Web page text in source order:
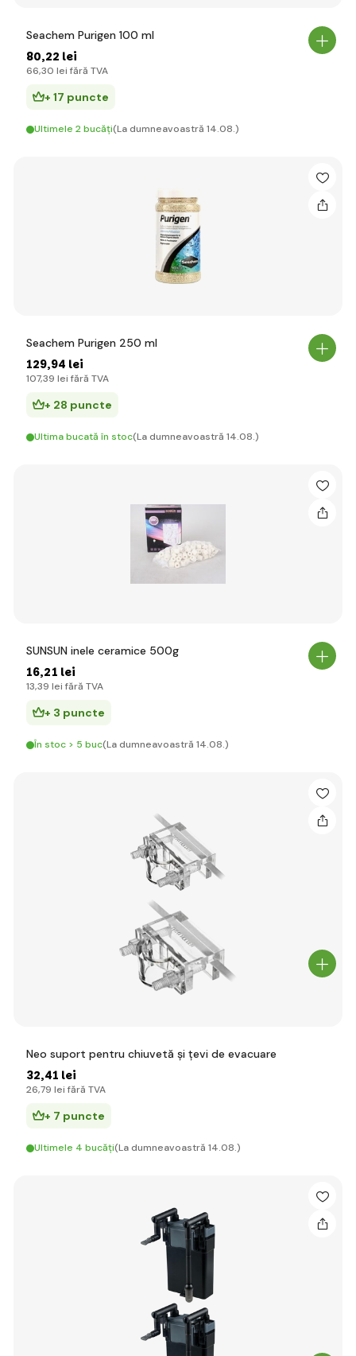
Seachem Purigen 100 ml
80,22 lei
66,30 lei fără TVA
+ 17 puncte
Ultimele 2 bucăți(La dumneavoastră 14.08.)
Seachem Purigen 250 ml
129,94 lei
107,39 lei fără TVA
+ 28 puncte
Ultima bucată în stoc(La dumneavoastră 14.08.)
SUNSUN inele ceramice 500g
16,21 lei
13,39 lei fără TVA
+ 3 puncte
În stoc > 5 buc(La dumneavoastră 14.08.)
Neo suport pentru chiuvetă și țevi de evacuare
32,41 lei
26,79 lei fără TVA
+ 7 puncte
Ultimele 4 bucăți(La dumneavoastră 14.08.)